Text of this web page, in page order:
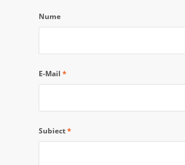
Nume
E-Mail*
Subiect*